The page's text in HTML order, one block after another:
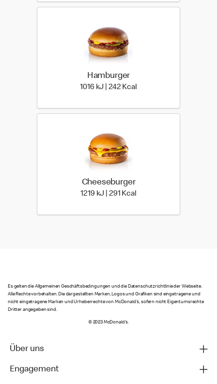
Hamburger
1016 kJ | 242 Kcal
Cheeseburger
1219 kJ | 291 Kcal
Es gelten die Allgemeinen Geschäftsbedingungen und die Datenschutzrichtlinie der Webseite.
Alle Rechte vorbehalten. Die dargestellten Marken, Logos und Grafiken sind eingetragene und
nicht eingetragene Marken und Urheberrechte von McDonald's, sofern nicht Eigentumsrechte
Dritter angegeben sind.
© 2023 McDonald's.
Über uns
Engagement